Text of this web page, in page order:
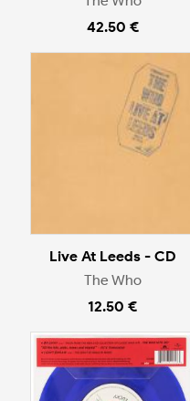
42.50 €
Live At Leeds - CD
The Who
12.50 €